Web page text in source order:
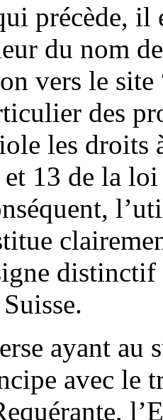
précède, il
du nom
vers le
des
les droits
13 de la
ayant au
avec le